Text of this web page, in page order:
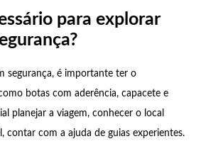
para explorar
segurança, é importante ter o
botas com aderência, capacete e
planejar a viagem, conhecer o local
contar com a ajuda de guias experientes.